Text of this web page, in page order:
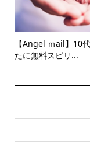
【Angel ｍail】10
たに無料スピリ...